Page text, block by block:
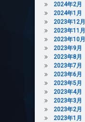
2024年2月
2024年1月
2023年12月
2023年11月
2023年10月
2023年9月
2023年8月
2023年7月
2023年6月
2023年5月
2023年4月
2023年3月
2023年2月
2023年1月